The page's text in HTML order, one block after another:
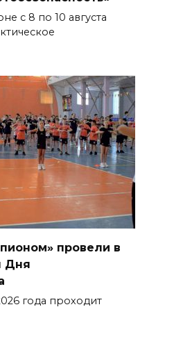
с 8 по 10 августа
провели в
Дня
года проходит